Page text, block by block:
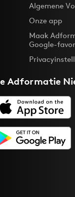
Algemene
Onze app
Maak
Google-
Adformatie